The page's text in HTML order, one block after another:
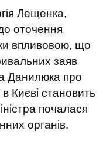
Лещенка,
оточення
впливовою, що
заяв
Данилюка про
Києві становить
почалася
органів.